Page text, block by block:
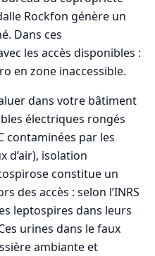
Rockfon génère un
Dans ces
les accès disponibles :
en zone inaccessible.
dans votre bâtiment
électriques rongés
contaminées par les
d’air), isolation
constitue un
des accès : selon l’INRS
leptospires dans leurs
urines dans le faux
ambiante et